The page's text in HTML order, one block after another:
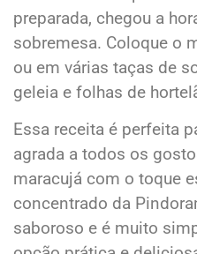
preparada, chegou a
sobremesa. Coloque o
ou em várias taças de
geleia e folhas de
Essa receita é perfeita
agrada a todos os
maracujá com o toque
concentrado da
saboroso e é muito